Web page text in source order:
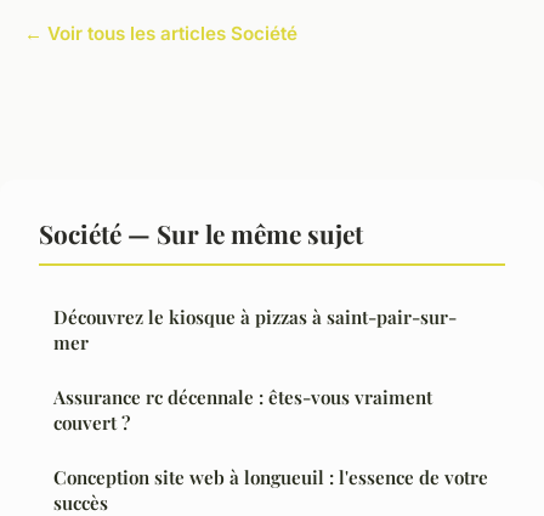
← Voir tous les articles Société
Société — Sur le même sujet
Découvrez le kiosque à pizzas à saint-pair-sur-
mer
Assurance rc décennale : êtes-vous vraiment
couvert ?
Conception site web à longueuil : l'essence de votre
succès